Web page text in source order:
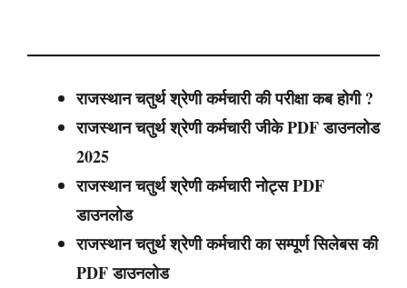
राजस्थान चतुर्थ श्रेणी कर्मचारीकी परीक्षा कब होगी ?
राजस्थान चतुर्थ श्रेणी कर्मचारीजीके PDF डाउनलोड
2025
राजस्थान चतुर्थ श्रेणी कर्मचारीनोट्स PDF
डाउनलोड
राजस्थान चतुर्थ श्रेणी कर्मचारीका सम्पूर्ण सिलेबस की
PDF डाउनलोड